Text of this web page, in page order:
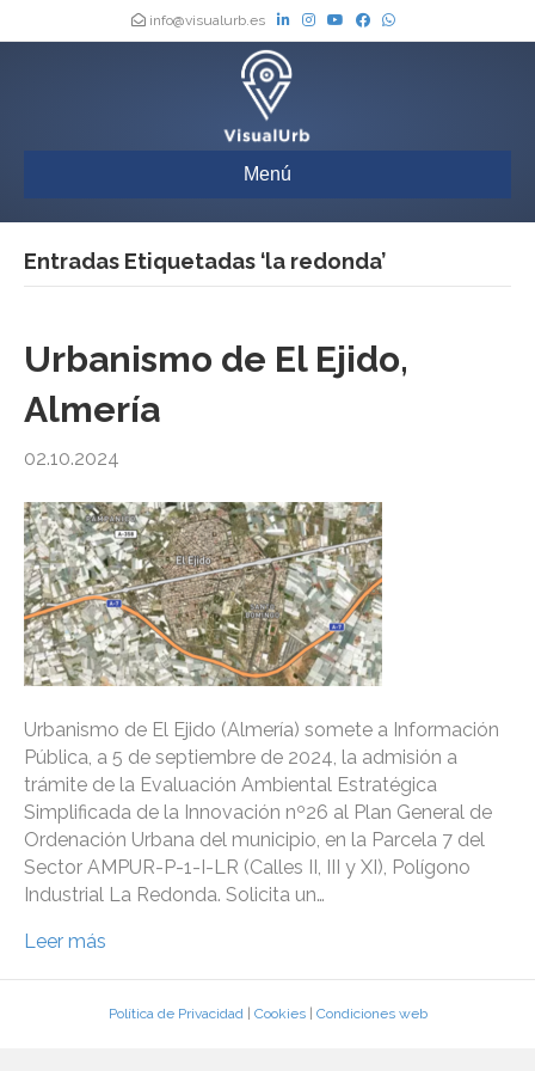
info@visualurb.es
Menú
Entradas Etiquetadas ‘la redonda’
Urbanismo de El Ejido,
Almería
02.10.2024
Urbanismo de El Ejido (Almería) somete a Información
Pública, a 5 de septiembre de 2024, la admisión a
trámite de la Evaluación Ambiental Estratégica
Simplificada de la Innovación nº26 al Plan General de
Ordenación Urbana del municipio, en la Parcela 7 del
Sector AMPUR-P-1-I-LR (Calles II, III y XI), Polígono
Industrial La Redonda. Solicita un…
Leer más
Política de Privacidad| Cookies| Condiciones web